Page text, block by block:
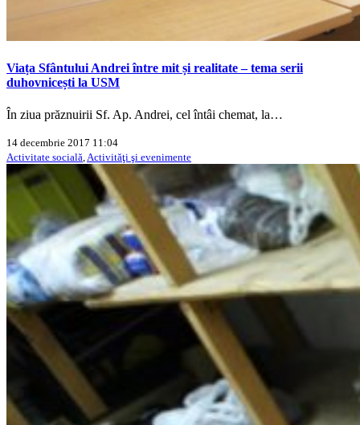
Viața Sfântului Andrei între mit și realitate – tema serii
duhovnicești la USM
În ziua prăznuirii Sf. Ap. Andrei, cel întâi chemat, la…
14 decembrie 2017 11:04
Activitate socială Activităţi şi evenimente